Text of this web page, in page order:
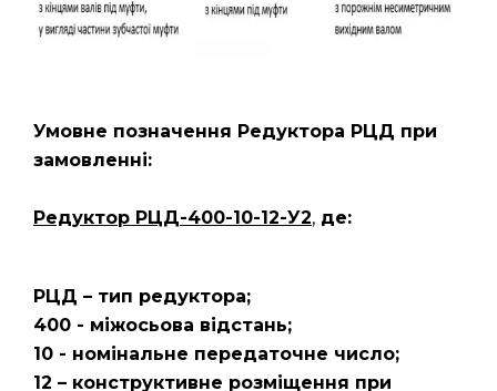
Умовне позначення Редуктора РЦД при
замовленні:
Редуктор РЦД-400-10-12-У2, де:
РЦД – тип редуктора;
400 - міжосьова відстань;
10 - номінальне передаточне число;
12 – конструктивне розміщення при